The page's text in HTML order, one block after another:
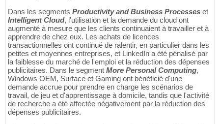
Dans les segments Productivity and Business Processes et
Intelligent Cloud, l'utilisation et la demande du cloud ont
augmenté à mesure que les clients continuaient à travailler et à
apprendre de chez eux. Les achats de licences
transactionnelles ont continué de ralentir, en particulier dans les
petites et moyennes entreprises, et LinkedIn a été pénalisé par
la faiblesse du marché de l'emploi et la réduction des dépenses
publicitaires. Dans le segment More Personal Computing,
Windows OEM, Surface et Gaming ont bénéficié d'une
demande accrue pour prendre en charge les scénarios de
travail, de jeu et d'apprentissage à domicile, tandis que l'activité
de recherche a été affectée négativement par la réduction des
dépenses publicitaires.